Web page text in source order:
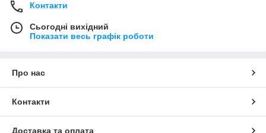
Контакти
Сьогодні вихідний
Показати весь графік роботи
Про нас
Контакти
Доставка та оплата